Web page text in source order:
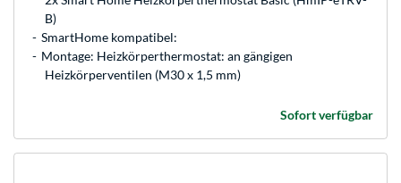
B)
SmartHome kompatibel:
Montage: Heizkörperthermostat: an gängigen
Heizkörperventilen (M30 x 1,5 mm)
Sofort verfügbar